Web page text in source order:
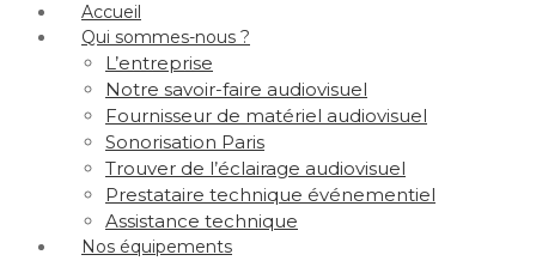
Accueil
Qui sommes-nous ?
L’entreprise
Notre savoir-faire audiovisuel
Fournisseur de matériel audiovisuel
Sonorisation Paris
Trouver de l’éclairage audiovisuel
Prestataire technique événementiel
Assistance technique
Nos équipements